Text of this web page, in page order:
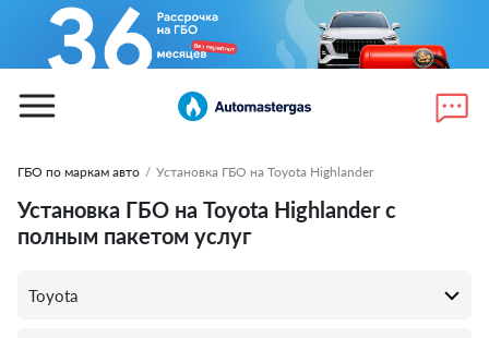
ГБО по маркам авто / Установка ГБО на Toyota Highlander
Установка ГБО на Toyota Highlander с
полным пакетом услуг